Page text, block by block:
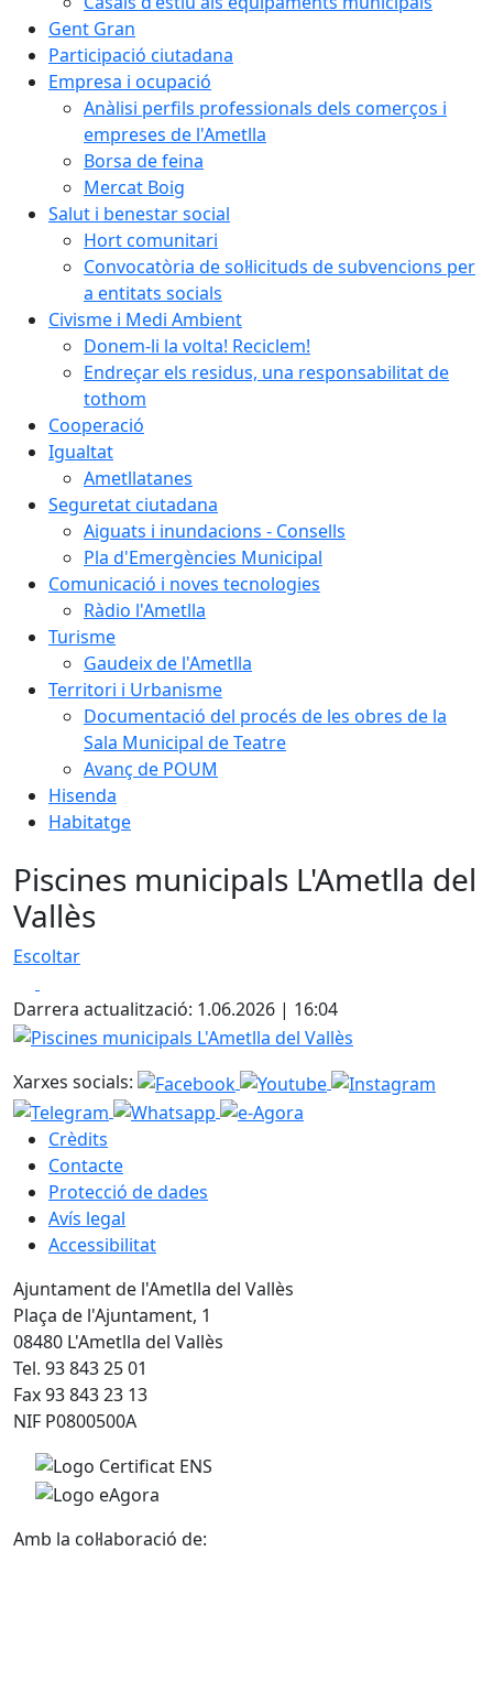
Gent Gran
Participació ciutadana
Empresa i ocupació
Anàlisi perfils professionals dels comerços i
empreses de l'Ametlla
Borsa de feina
Mercat Boig
Salut i benestar social
Hort comunitari
Convocatòria de sol·licituds de subvencions per
a entitats socials
Civisme i Medi Ambient
Donem-li la volta! Reciclem!
Endreçar els residus, una responsabilitat de
tothom
Cooperació
Igualtat
Ametllatanes
Seguretat ciutadana
Aiguats i inundacions - Consells
Pla d'Emergències Municipal
Comunicació i noves tecnologies
Ràdio l'Ametlla
Turisme
Gaudeix de l'Ametlla
Territori i Urbanisme
Documentació del procés de les obres de la
Sala Municipal de Teatre
Avanç de POUM
Hisenda
Habitatge
Piscines municipals L'Ametlla del
Vallès
Escoltar
Darrera actualització: 1.06.2026 | 16:04
Piscines municipals L'Ametlla del Vallès
Xarxes socials:
Crèdits
Contacte
Protecció de dades
Avís legal
Accessibilitat
Ajuntament de l'Ametlla del Vallès
Plaça de l'Ajuntament, 1
08480 L'Ametlla del Vallès
Tel. 93 843 25 01
Fax 93 843 23 13
NIF P0800500A
Amb la col·laboració de: